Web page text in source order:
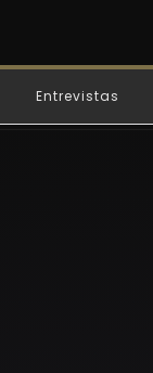
Entrevistas